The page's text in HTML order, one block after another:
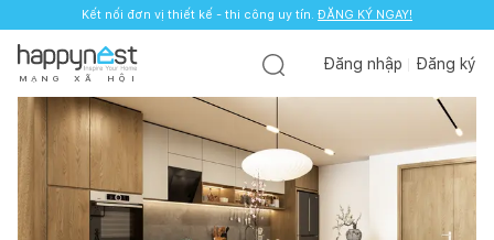
Kết nối đơn vị thiết kế - thi công uy tín. ĐĂNG KÝ NGAY!
M Ạ N G X Ã H Ộ I
Đăng nhập Đăng ký